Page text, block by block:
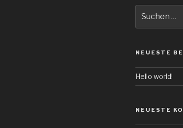
nach:
NEUESTE
Hello world!
NEUESTE